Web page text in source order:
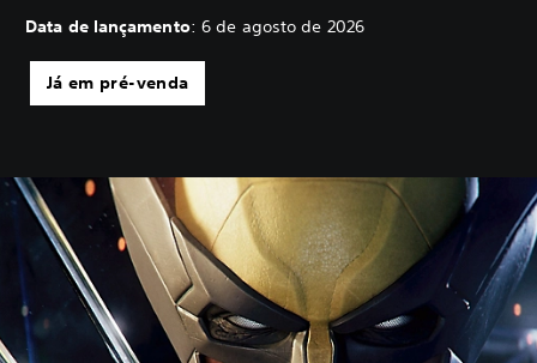
Data de lançamento: 6 de agosto de 2026
Já em pré-venda